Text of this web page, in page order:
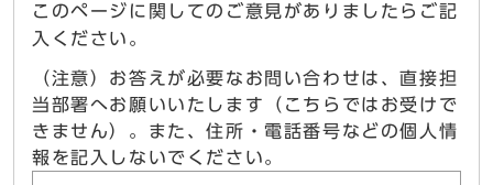
このページに関してのご意見がありましたらご記
入ください。
（注意）お答えが必要なお問い合わせは、直接担
当部署へお願いいたします（こちらではお受けで
きません）。また、住所・電話番号などの個人情
報を記入しないでください。